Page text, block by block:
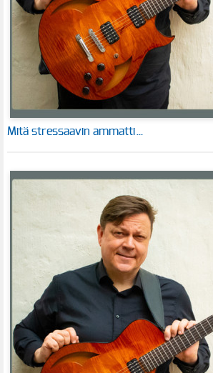
Mitä stressaavin ammatti…